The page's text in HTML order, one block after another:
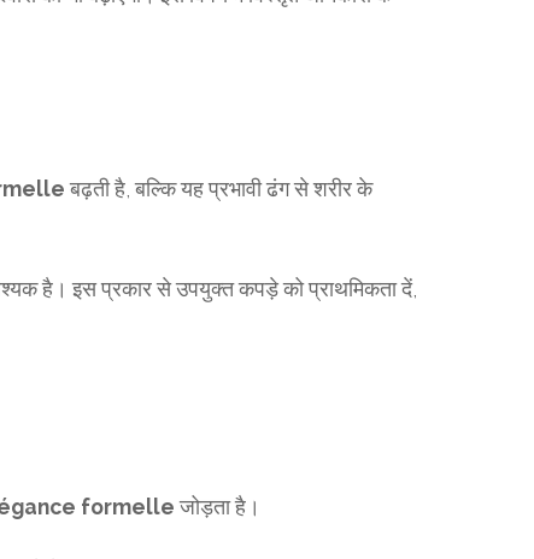
बढ़ती है, बल्कि यह प्रभावी ढंग से शरीर के
है। इस प्रकार से उपयुक्त कपड़े को प्राथमिकता दें,
formelleजोड़ता है।